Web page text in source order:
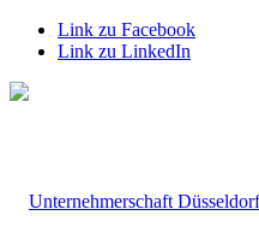
Link zu Facebook
Link zu LinkedIn